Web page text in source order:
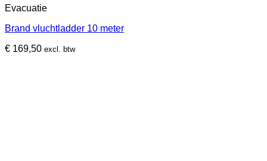
Evacuatie
Brand vluchtladder 10 meter
€ 169,50 excl. btw